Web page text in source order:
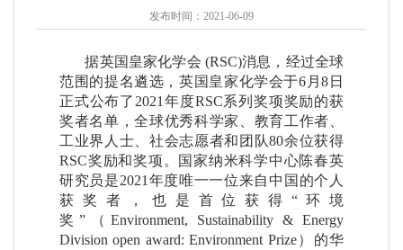
发布时间：2021-06-09
据英国皇家化学会 (RSC)消息，经过全球
范围的提名遴选，英国皇家化学会于6月8日
正式公布了2021年度RSC系列奖项奖励的获
奖者名单，全球优秀科学家、教育工作者、
工业界人士、社会志愿者和团队80余位获得
RSC奖励和奖项。国家纳米科学中心陈春英
研究员是2021年度唯一一位来自中国的个人
获奖者，也是首位获得“环境
奖”（Environment, Sustainability & Energy
Division open award: Environment Prize）的华